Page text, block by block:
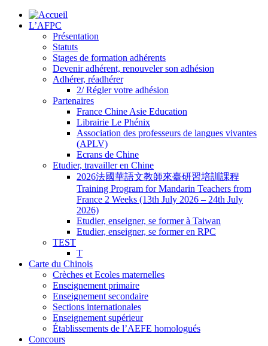
L’AFPC
Présentation
Statuts
Stages de formation adhérents
Devenir adhérent, renouveler son adhésion
Adhérer, réadhérer
2/ Régler votre adhésion
Partenaires
France Chine Asie Education
Librairie Le Phénix
Association des professeurs de langues vivantes
(APLV)
Ecrans de Chine
Etudier, travailler en Chine
2026法國華語文教師來臺研習培訓課程
Training Program for Mandarin Teachers from
France 2 Weeks (13th July 2026 – 24th July
2026)
Etudier, enseigner, se former à Taiwan
Etudier, enseigner, se former en RPC
TEST
T
Carte du Chinois
Crèches et Ecoles maternelles
Enseignement primaire
Enseignement secondaire
Sections internationales
Enseignement supérieur
Établissements de l’AEFE homologués
Concours